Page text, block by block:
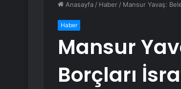
Anasayfa / Haber / Mansur Yavaş:
Haber
Mansur
Borçları